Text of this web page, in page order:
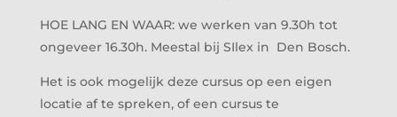
HOE LANG EN WAAR: we werken van 9.30h tot
ongeveer 16.30h. Meestal bij SIlex in Den Bosch.
Het is ook mogelijk deze cursus op een eigen
locatie af te spreken, of een cursus te